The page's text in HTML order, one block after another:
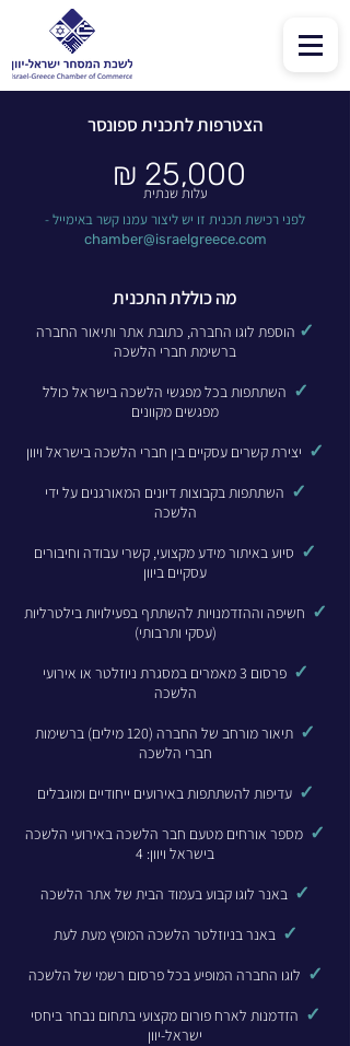
הצטרפות לתכנית ספונסר
25,000 ₪
עלות שנתית
לפני רכישת תכנית זו יש ליצור עמנו קשר באימייל -
chamber@israelgreece.com
מה כוללת התכנית
✓ הוספת לוגו החברה, כתובת אתר ותיאור החברה
ברשימת חברי הלשכה
✓ השתתפות בכל מפגשי הלשכה בישראל כולל
מפגשים מקוונים
✓ יצירת קשרים עסקיים בין חברי הלשכה בישראל ויוון
✓ השתתפות בקבוצות דיונים המאורגנים על ידי
הלשכה
✓ סיוע באיתור מידע מקצועי, קשרי עבודה וחיבורים
עסקיים ביוון
✓ חשיפה וההזדמנויות להשתתף בפעילויות בילטרליות
(עסקי ותרבותי)
✓
פרסום 3 מאמרים במסגרת ניוזלטר או אירועי
הלשכה
✓
תיאור מורחב של החברה (120 מילים) ברשימות
חברי הלשכה
✓ עדיפות להשתתפות באירועים ייחודיים ומוגבלים
✓ מספר אורחים מטעם חבר הלשכה באירועי הלשכה
בישראל ויוון: 4
✓ באנר לוגו קבוע בעמוד הבית של אתר הלשכה
✓ באנר בניוזלטר הלשכה המופץ מעת לעת
✓ לוגו החברה המופיע בכל פרסום רשמי של הלשכה
✓ הזדמנות לארח פורום מקצועי בתחום נבחר ביחסי
ישראל-יוון